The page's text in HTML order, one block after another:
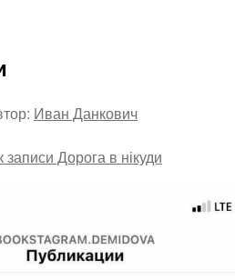
Иван Данкович
записи Дорога в нікуди